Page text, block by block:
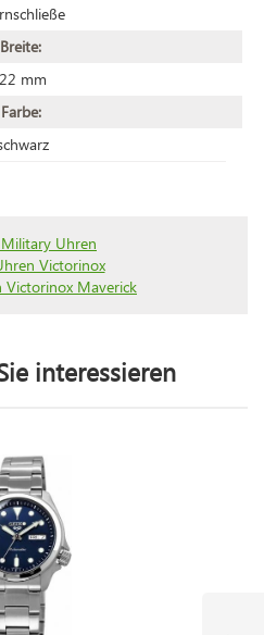
Breite:
22 mm
Farbe:
Uhren
Victorinox
Victorinox Maverick
interessieren